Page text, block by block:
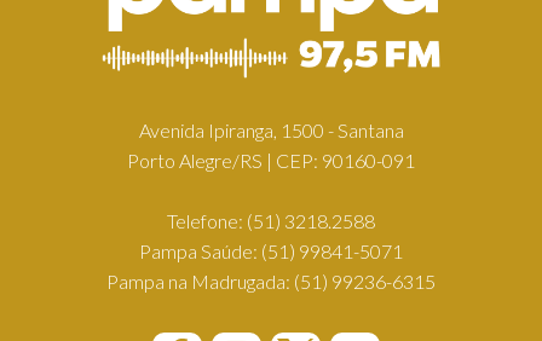
Avenida Ipiranga, 1500 - Santana
Porto Alegre/RS | CEP: 90160-091
Telefone: (51) 3218.2588
Pampa Saúde: (51) 99841-5071
Pampa na Madrugada: (51) 99236-6315